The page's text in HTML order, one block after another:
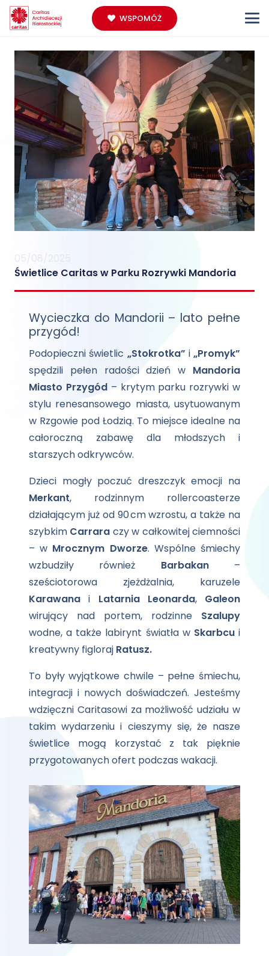
WSPOMÓŻ
Świetlice Caritas w Parku Rozrywki Mandoria
Wycieczka do Mandorii – lato pełne
przygód!
Podopieczni świetlic „Stokrotka” i „Promyk”
spędzili pełen radości dzień w Mandoria
Miasto Przygód– krytym parku rozrywki w
stylu renesansowego miasta, usytuowanym
w Rzgowie pod Łodzią. To miejsce idealne na
całoroczną zabawę dla młodszych i
starszych odkrywców.
Dzieci mogły poczuć dreszczyk emocji na
Merkant, rodzinnym rollercoasterze
działającym już od 90 cm wzrostu, a także na
szybkim Carrara czy w całkowitej ciemności
– w Mrocznym Dworze. Wspólne śmiechy
wzbudziły również Barbakan–
sześciotorowa zjeżdżalnia, karuzele
Karawana i Latarnia Leonarda, Galeon
wirujący nad portem, rodzinne Szalupy
wodne, a także labirynt światła w Skarbcui
kreatywny figloraj Ratusz.
To były wyjątkowe chwile – pełne śmiechu,
integracji i nowych doświadczeń. Jesteśmy
wdzięczni Caritasowi za możliwość udziału w
takim wydarzeniu i cieszymy się, że nasze
świetlice mogą korzystać z tak pięknie
przygotowanych ofert podczas wakacji.